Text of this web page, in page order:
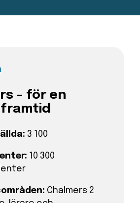
– för en
3 100
10 300
Chalmers 2